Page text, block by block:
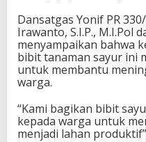
Dansatgas Yonif PR
Irawanto, S.I.P., M.I.Pol
menyampaikan bahwa
bibit tanaman sayur ini
untuk membantu
warga.
“Kami bagikan bibit
kepada warga untuk
menjadi lahan